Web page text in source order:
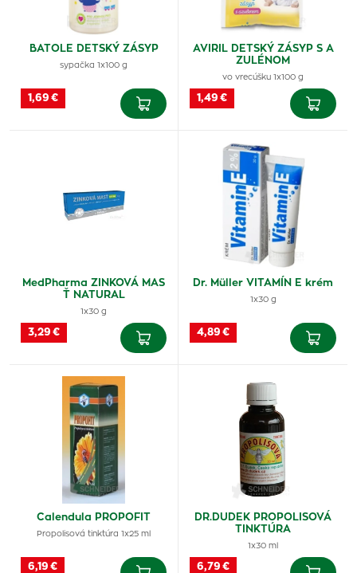
BATOLE DETSKÝ ZÁSYP
sypačka 1x100 g
1,69 €
AVIRIL DETSKÝ ZÁSYP S A
ZULÉNOM
vo vrecúšku 1x100 g
1,49 €
MedPharma ZINKOVÁ MAS
Ť NATURAL
1x30 g
3,29 €
Dr. Müller VITAMÍN E krém
1x30 g
4,89 €
Calendula PROPOFIT
Propolisová tinktúra 1x25 ml
6,19 €
DR.DUDEK PROPOLISOVÁ
TINKTÚRA
1x30 ml
6,79 €